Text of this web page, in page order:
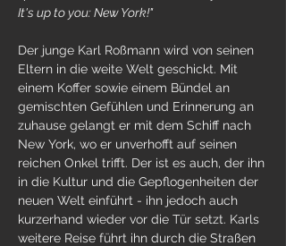
It's up to you: New York!"
Der junge Karl Roßmann wird von seinen
Eltern in die weite Welt geschickt. Mit
einem Koffer sowie einem Bündel an
gemischten Gefühlen und Erinnerung an
zuhause gelangt er mit dem Schiff nach
New York, wo er unverhofft auf seinen
reichen Onkel trifft. Der ist es auch, der ihn
in die Kultur und die Gepflogenheiten der
neuen Welt einführt - ihn jedoch auch
kurzerhand wieder vor die Tür setzt. Karls
weitere Reise führt ihn durch die Straßen